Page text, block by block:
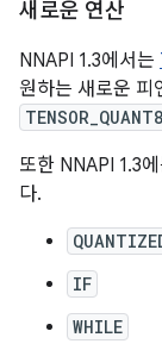
새로운 연산
NNAPI 1.3에서는
원하는 새로운 피
또한 NNAPI 1.3
다.
IF
WHILE